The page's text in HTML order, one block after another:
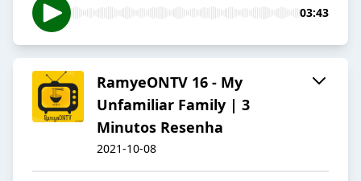
03:43
RamyeONTV 16 - My
Unfamiliar Family | 3
Minutos Resenha
2021-10-08